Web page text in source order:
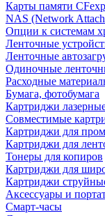
Карты памяти
NAS (Network
Опции к системам
Ленточные
Ленточные
Одиночные
Расходные
Бумага, фотобумага
Картриджи
Совместимые
Картриджи для
Картриджи для
Тонеры для копиров
Картриджи для
Картриджи
Аксессуары и
Смарт-часы